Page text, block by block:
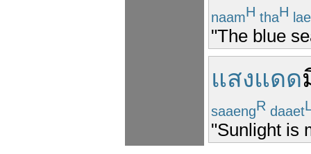
naamH thaH
"The blue
แสงแดด
saaengR daaet
"Sunlight is